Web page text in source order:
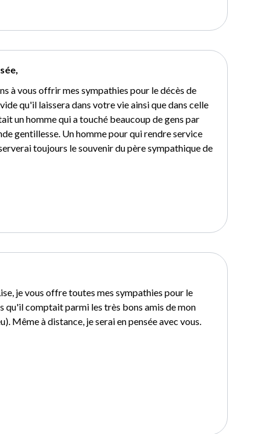
à vous offrir mes sympathies pour le décès de
qu'il laissera dans votre vie ainsi que dans celle
un homme qui a touché beaucoup de gens par
gentillesse. Un homme pour qui rendre service
toujours le souvenir du père sympathique de
je vous offre toutes mes sympathies pour le
qu'il comptait parmi les très bons amis de mon
Même à distance, je serai en pensée avec vous.